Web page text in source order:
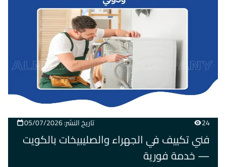
24 تاريخ النشر: 05/07/2026
فني تكييف في الجهراء والصليبيخات بالكويت
— خدمة فورية